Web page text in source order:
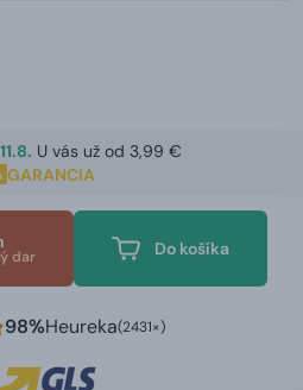
U vás už od 3,99 €
GARANCIA
dar Do košíka
98%Heureka(2431×)